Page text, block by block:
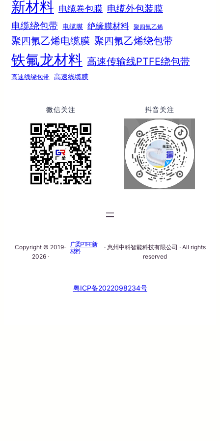
新材料 电缆卷包膜 电缆外包装膜
电缆绕包带 电缆膜 绝缘膜材料 聚四氟乙烯
聚四氟乙烯电缆膜 聚四氟乙烯绕包带
铁氟龙材料 高速传输线PTFE绕包带
高速线绕包带 高速线缆膜
微信关注 抖音关注
Copyright © 2019-
2026 ·
广柔PTFE新
材料
· 惠州中科智能科技有限公司 · All rights
reserved
粤ICP备2022098234号